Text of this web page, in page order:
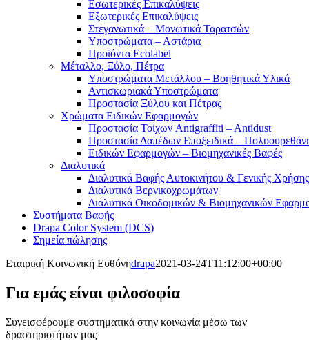
Εσωτερικές Επικαλύψεις
Εξωτερικές Επικαλύψεις
Στεγανωτικά – Μονωτικά Ταρατσών
Υποστρώματα – Αστάρια
Προϊόντα Ecolabel
Μέταλλο, Ξύλο, Πέτρα
Υποστρώματα Μετάλλου – Βοηθητικά Υλικά
Αντισκωριακά Υποστρώματα
Προστασία Ξύλου και Πέτρας
Χρώματα Ειδικών Εφαρμογών
Προστασία Τοίχων Antigraffiti – Antidust
Προστασία Δαπέδων Εποξειδικά –
Ειδικών Εφαρμογών – Βιομηχανικές Βαφές
Διαλυτικά
Διαλυτικά Βαφής Αυτοκινήτου & Γενικής Χρήσης
Διαλυτικά Βερνικοχρωμάτων
Διαλυτικά Οικοδομικών & Βιομηχανικών
Συστήματα Βαφής
Drapa Color System (DCS)
Σημεία πώλησης
Εταιρική Κοινωνική Ευθύνηdrapa2021-03-24T11:12:00+00:00
Για εμάς είναι φιλοσοφία
Συνεισφέρουμε συστηματικά στην κοινωνία μέσω των
δραστηριοτήτων μας